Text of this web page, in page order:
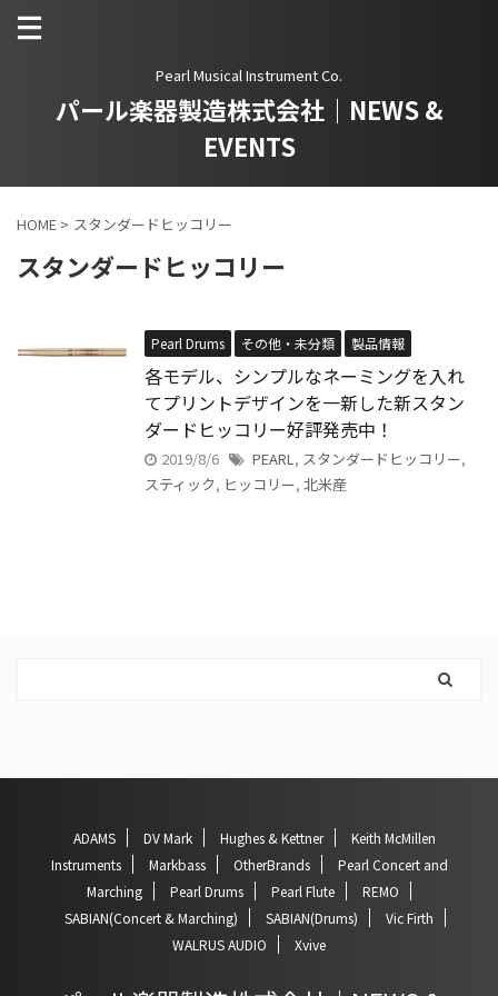
Pearl Musical Instrument Co.
パール楽器製造株式会社｜NEWS &
EVENTS
HOME > スタンダードヒッコリー
スタンダードヒッコリー
Pearl Drums その他・未分類 製品情報
各モデル、シンプルなネーミングを入れ
てプリントデザインを一新した新スタン
ダードヒッコリー好評発売中！
2019/8/6 PEARL, スタンダードヒッコリー,
スティック, ヒッコリー, 北米産
ADAMS DV Mark Hughes & Kettner
Keith McMillen
Instruments
Markbass OtherBrands
Pearl Concert and
Marching
Pearl Drums Pearl Flute
REMO
SABIAN(Concert & Marching)
SABIAN(Drums)
Vic Firth
WALRUS AUDIO
Xvive